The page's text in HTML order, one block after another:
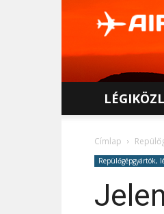
Címlap
Repülőgépgyártók,